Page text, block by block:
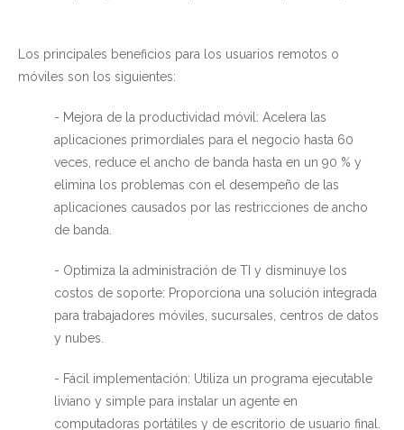
Los principales beneficios para los usuarios remotos o
móviles son los siguientes:
- Mejora de la productividad móvil: Acelera las
aplicaciones primordiales para el negocio hasta 60
veces, reduce el ancho de banda hasta en un 90 % y
elimina los problemas con el desempeño de las
aplicaciones causados por las restricciones de ancho
de banda.
- Optimiza la administración de TI y disminuye los
costos de soporte: Proporciona una solución integrada
para trabajadores móviles, sucursales, centros de datos
y nubes.
- Fácil implementación: Utiliza un programa ejecutable
liviano y simple para instalar un agente en
computadoras portátiles y de escritorio de usuario final.